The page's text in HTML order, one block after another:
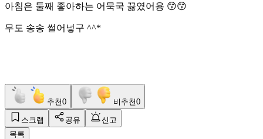
아침은 둘째 좋아하는 어묵국 끓였어용 😙😙
무도 송송 썰어넣구 ^^*
추천0 비추천0
스크랩 공유
신고
목록